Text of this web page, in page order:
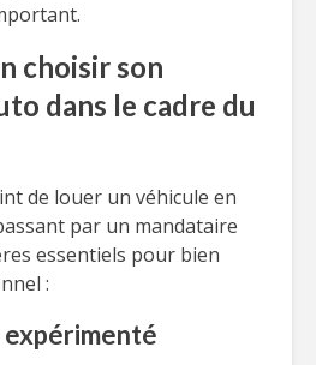
choisir son
dans le cadre du
de louer un véhicule en
par un mandataire
essentiels pour bien
:
expérimenté